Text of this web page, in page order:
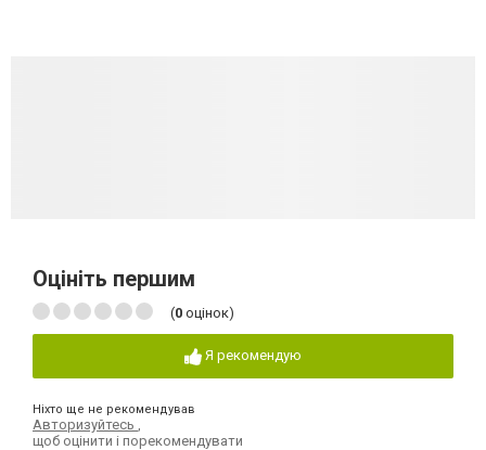
Оцініть першим
(0 оцінок)
Я рекомендую
Ніхто ще не рекомендував
Авторизуйтесь
щоб оцінити і порекомендувати